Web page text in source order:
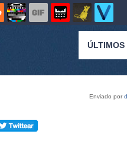
ÚLTIMOS
Enviado por